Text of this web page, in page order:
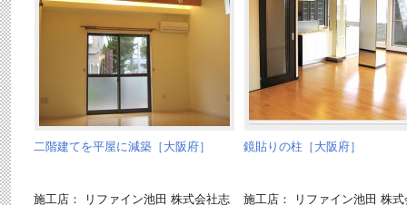
二階建てを平屋に減築［大阪府］
施工店： リファイン池田 株式会社志
鏡貼りの柱［大阪府］
施工店： リファイン池田 株式